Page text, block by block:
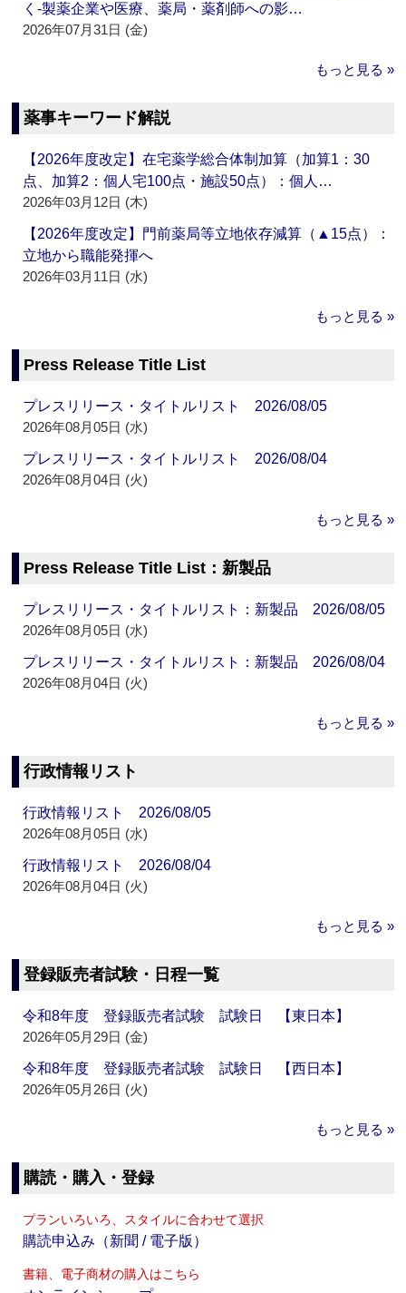
く‐製薬企業や医療、薬局・薬剤師への影…
2026年07月31日 (金)
もっと見る »
薬事キーワード解説
【2026年度改定】在宅薬学総合体制加算（加算1：30
点、加算2：個人宅100点・施設50点）：個人…
2026年03月12日 (木)
【2026年度改定】門前薬局等立地依存減算（▲15点）：
立地から職能発揮へ
2026年03月11日 (水)
もっと見る »
Press Release Title List
プレスリリース・タイトルリスト 2026/08/05
2026年08月05日 (水)
プレスリリース・タイトルリスト 2026/08/04
2026年08月04日 (火)
もっと見る »
Press Release Title List：新製品
プレスリリース・タイトルリスト：新製品 2026/08/05
2026年08月05日 (水)
プレスリリース・タイトルリスト：新製品 2026/08/04
2026年08月04日 (火)
もっと見る »
行政情報リスト
行政情報リスト 2026/08/05
2026年08月05日 (水)
行政情報リスト 2026/08/04
2026年08月04日 (火)
もっと見る »
登録販売者試験・日程一覧
令和8年度 登録販売者試験 試験日 【東日本】
2026年05月29日 (金)
令和8年度 登録販売者試験 試験日 【西日本】
2026年05月26日 (火)
もっと見る »
購読・購入・登録
プランいろいろ、スタイルに合わせて選択
購読申込み（新聞 / 電子版）
書籍、電子商材の購入はこちら